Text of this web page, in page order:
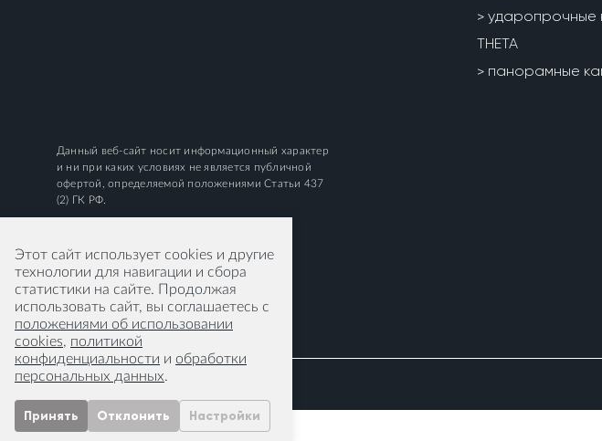
ударопрочные
THETA
панорамные
Данный веб-сайт носит информационный характер
и ни при каких условиях не является публичной
офертой, определяемой положениями Статьи 437
(2) ГК РФ.
Этот сайт использует cookies и другие
технологии для навигации и сбора
статистики на сайте. Продолжая
использовать сайт, вы соглашаетесь с
положениями об использовании
cookies, политикой
конфиденциальности и обработки
персональных данных.
Принять Отклонить Настройки